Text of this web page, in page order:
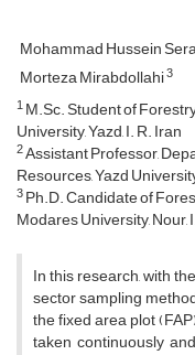
Mohammad Hussein
Morteza Mirabdollahi3
1M.Sc. Student of
University, Yazd, I. R. Iran
2Assistant Professor,
Resources, Yazd
3Ph.D. Candidate of
Modares University, Nour,
In this research, with
sector sampling
the fixed area plot
taken continuously